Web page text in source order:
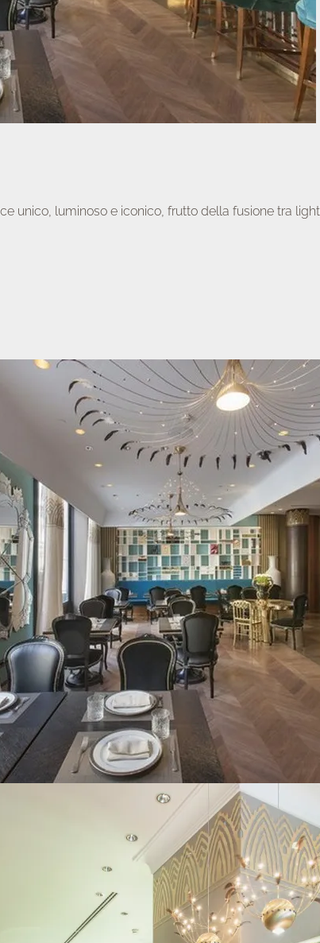
unico, luminoso e iconico, frutto della fusione tra